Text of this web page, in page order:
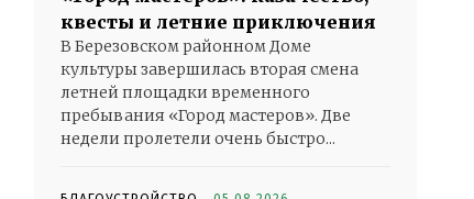
квесты и летние приключения
В Березовском районном Доме
культуры завершилась вторая смена
летней площадки временного
пребывания «Город мастеров». Две
недели пролетели очень быстро...